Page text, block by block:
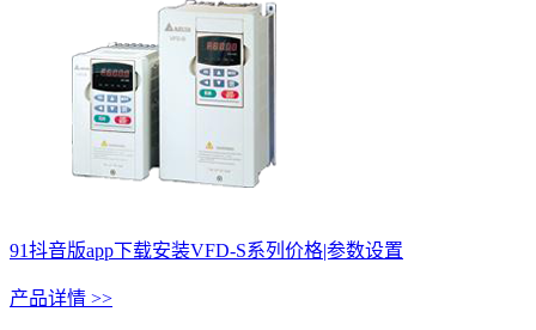
91抖音版app下载安装VFD-S系列价格|参数设置
产品详情 >>